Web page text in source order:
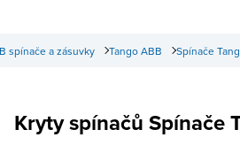
Spínače
Tango ABB
spínače a zásuvky
Kryty spínačů Spínače